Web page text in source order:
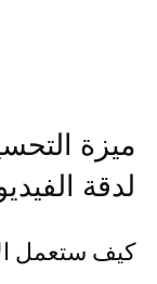
ميزة
لدقة
كيف ستعمل